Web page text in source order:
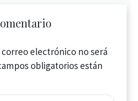
electrónico no será
obligatorios están